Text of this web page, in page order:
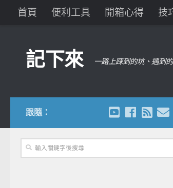
首頁 便利工具 開箱心得 技
記下來 一路上踩到的坑、遇到
跟隨：